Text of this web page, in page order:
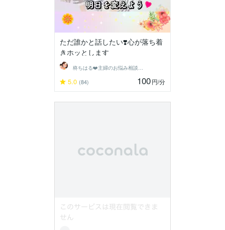
ただ誰かと話したい❣️心が落ち着
きホッとします
5.0 (84) 100円/分